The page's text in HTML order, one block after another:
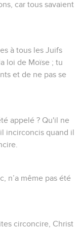
car tous savaient
à tous les Juifs
loi de Moïse ; tu
et de ne pas se
appelé ? Qu'il ne
incirconcis quand il
n’a même pas été
circoncire, Christ